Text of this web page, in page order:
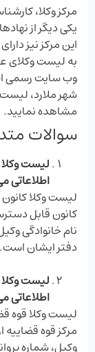
مرکز وکلا،
یکی دیگر از
این مرکز نیز
به لیست وکلای
وب ‌سایت رسمی
شهر ملارد،
مشاهده نمایید.
سوالات
لیست
اطلاعاتی
لیست وکلا
کانون قابل
نام خانوادگی
دفتر ایشان است.
لیست
اطلاعاتی
لیست وکلا قوه
مرکز قوه قضاییه
وکیل، شماره